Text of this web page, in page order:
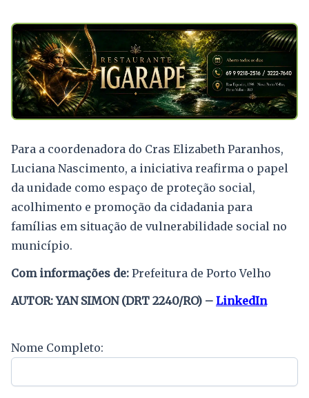
Para a coordenadora do Cras Elizabeth Paranhos,
Luciana Nascimento, a iniciativa reafirma o papel
da unidade como espaço de proteção social,
acolhimento e promoção da cidadania para
famílias em situação de vulnerabilidade social no
município.
Com informações de: Prefeitura de Porto Velho
AUTOR: YAN SIMON (DRT 2240/RO) – LinkedIn
Nome Completo: